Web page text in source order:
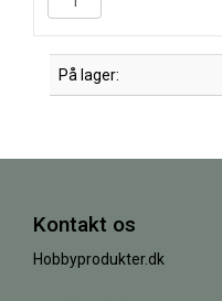
På lager:
Kontakt os
Hobbyprodukter.dk